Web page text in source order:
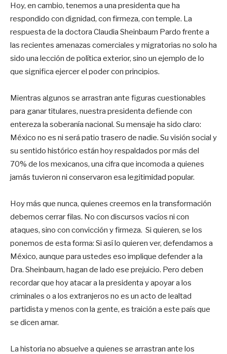
Hoy, en cambio, tenemos a una presidenta que ha
respondido con dignidad, con firmeza, con temple. La
respuesta de la doctora Claudia Sheinbaum Pardo frente a
las recientes amenazas comerciales y migratorias no solo ha
sido una lección de política exterior, sino un ejemplo de lo
que significa ejercer el poder con principios.
Mientras algunos se arrastran ante figuras cuestionables
para ganar titulares, nuestra presidenta defiende con
entereza la soberanía nacional. Su mensaje ha sido claro:
México no es ni será patio trasero de nadie. Su visión social y
su sentido histórico están hoy respaldados por más del
70% de los mexicanos, una cifra que incomoda a quienes
jamás tuvieron ni conservaron esa legitimidad popular.
Hoy más que nunca, quienes creemos en la transformación
debemos cerrar filas. No con discursos vacíos ni con
ataques, sino con convicción y firmeza. Si quieren, se los
ponemos de esta forma: Si así lo quieren ver, defendamos a
México, aunque para ustedes eso implique defender a la
Dra. Sheinbaum, hagan de lado ese prejuicio. Pero deben
recordar que hoy atacar a la presidenta y apoyar a los
criminales o a los extranjeros no es un acto de lealtad
partidista y menos con la gente, es traición a este país que
se dicen amar.
La historia no absuelve a quienes se arrastran ante los